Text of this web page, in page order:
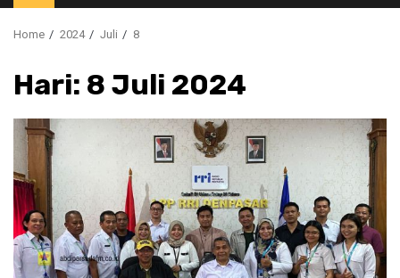
Menu
Home 2024 Juli 8
Hari: 8 Juli 2024